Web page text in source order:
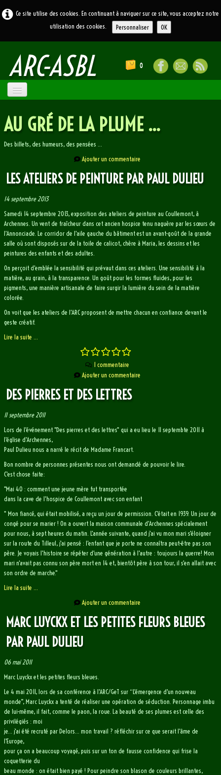
Ce site utilise des cookies. En continuant à naviguer sur ce site, vous acceptez notre
utilisation des cookies.
Personnaliser OK
ARC-ASBL 0
ATELIERS
LE BLOG
SOUVENIRS
AU GRÉ DE LA PLUME ...
Des billets, des humeurs, des pensées ...
Ajouter un commentaire
LES ATELIERS DE PEINTURE PAR PAUL DULIEU
14 septembre 2013
Samedi 14 septembre 2013, exposition des ateliers de peinture au Coullemont, à
Archennes. Un vent de fraîcheur dans cet ancien hospice tenu naguère par les sœurs de
l'Annonciade. Le corridor de l'aile gauche du bâtiment est un avant-goût de la grande
salle où sont disposés sur de la toile de calicot, chère à Maria, les dessins et les
peintures des enfants et des adultes.
On perçoit d'emblée la sensibilité qui prévaut dans ces ateliers. Une sensibilité à la
matière, au grain, à la transparence. Un goût pour les formes fluides, pour les
pigments, une manière artisanale de faire surgir la lumière du sein de la matière
colorée.
On voit que les ateliers de l'ARC proposent de mettre chacun en confiance devant le
geste créatif.
Lire la suite ...
1 commentaire
Ajouter un commentaire
DES PIERRES ET DES LETTRES
11 septembre 2011
Lors de l'événement "Des pierres et des lettres" qui a eu lieu le 11 septembte 2011 à
l'église d'Archennes,
Paul Dulieu nous a narré le récit de Madame Francart.
Bon nombre de personnes présentes nous ont demandé de pouvoir le lire.
C'est chose faite:
"Mai 40 : comment une jeune mère fut transportée
dans la cave de l'hospice de Coullemont avec son enfant
" Mon fiancé, qui était mobilisé, a reçu un jour de permission. C'était en 1939. Un jour de
congé pour se marier ! On a ouvert la maison communale d'Archennes spécialement
pour nous, à sept heures du matin. L'année suivante, quand j'ai vu mon mari s'éloigner
sur la route du Tilleul, j'ai pensé : l'enfant que je porte ne connaîtra peut-être pas son
père. Je voyais l'histoire se répéter d'une génération à l'autre : toujours la guerre! Mon
mari n'avait pas connu son père mort en 14 et, bientôt père à son tour, il s'en allait avec
son ordre de marche."
Lire la suite ...
Ajouter un commentaire
MARC LUYCKX ET LES PETITES FLEURS BLEUES
PAR PAUL DULIEU
06 mai 2011
Marc Luyckx et les petites fleurs bleues.
Le 4 mai 2011, lors de sa conférence à l'ARC/GeT sur “L'émergence d'un nouveau
monde”, Marc Luyckx a tenté de réaliser une opération de séduction. Personnage imbu
de lui-même, il fait, comme le paon, la roue. La beauté de ses plumes est celle des
privilégiés : moi
je… j'ai été recruté par Delors… mon travail ? réfléchir sur ce que serait l'âme de
l'Europe,
pour ça on a beaucoup voyagé, puis sur un ton de fausse confidence qui frise la
coquetterie du
beau monde : on était bien payé ! Pour peindre son blason de couleurs brillantes,